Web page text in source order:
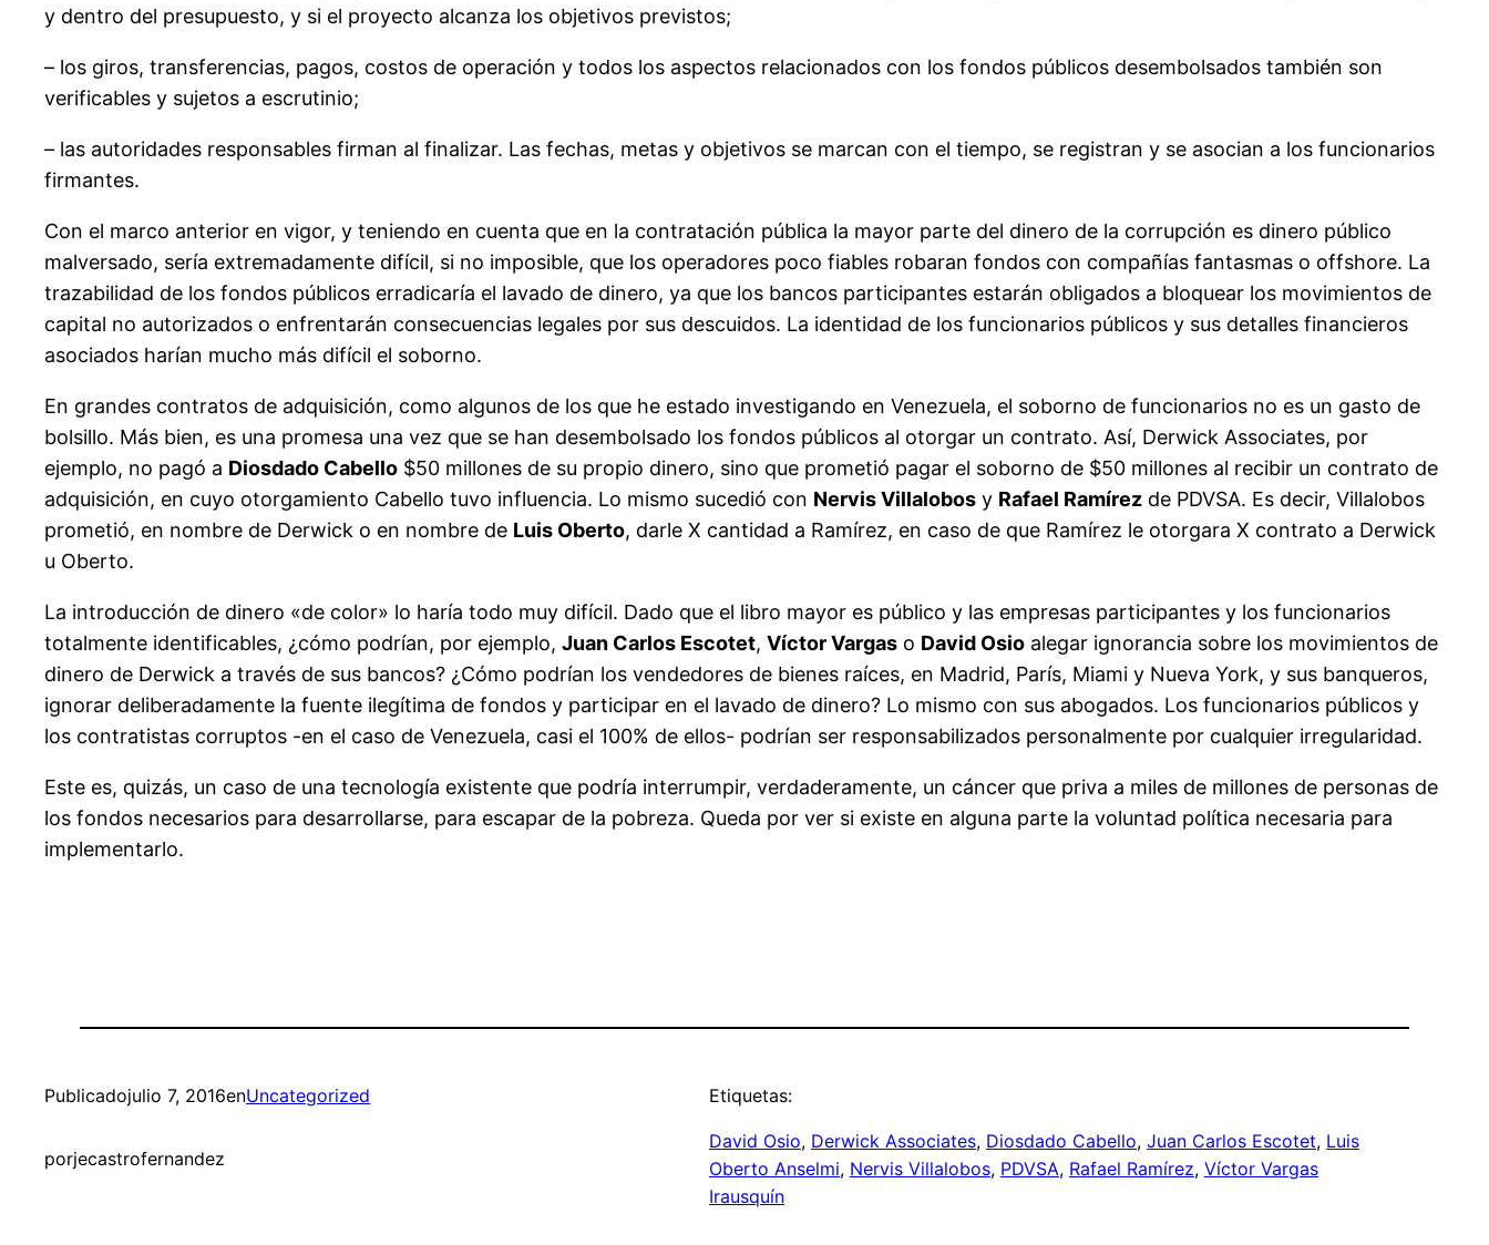
y dentro del presupuesto, y si el proyecto alcanza los objetivos previstos;
– los giros, transferencias, pagos, costos de operación y todos los aspectos relacionados con los fondos públicos desembolsados ​​también son
verificables y sujetos a escrutinio;
– las autoridades responsables firman al finalizar. Las fechas, metas y objetivos se marcan con el tiempo, se registran y se asocian a los funcionarios
firmantes.
Con el marco anterior en vigor, y teniendo en cuenta que en la contratación pública la mayor parte del dinero de la corrupción es dinero público
malversado, sería extremadamente difícil, si no imposible, que los operadores poco fiables robaran fondos con compañías fantasmas o offshore. La
trazabilidad de los fondos públicos erradicaría el lavado de dinero, ya que los bancos participantes estarán obligados a bloquear los movimientos de
capital no autorizados o enfrentarán consecuencias legales por sus descuidos. La identidad de los funcionarios públicos y sus detalles financieros
asociados harían mucho más difícil el soborno.
En grandes contratos de adquisición, como algunos de los que he estado investigando en Venezuela, el soborno de funcionarios no es un gasto de
bolsillo. Más bien, es una promesa una vez que se han desembolsado los fondos públicos al otorgar un contrato. Así, Derwick Associates, por
ejemplo, no pagó a Diosdado Cabello $50 millones de su propio dinero, sino que prometió pagar el soborno de $50 millones al recibir un contrato de
adquisición, en cuyo otorgamiento Cabello tuvo influencia. Lo mismo sucedió con Nervis Villalobos y Rafael Ramírez de PDVSA. Es decir, Villalobos
prometió, en nombre de Derwick o en nombre de Luis Oberto, darle X cantidad a Ramírez, en caso de que Ramírez le otorgara X contrato a Derwick
u Oberto.
La introducción de dinero «de color» lo haría todo muy difícil. Dado que el libro mayor es público y las empresas participantes y los funcionarios
totalmente identificables, ¿cómo podrían, por ejemplo, Juan Carlos Escotet, Víctor Vargas o David Osio alegar ignorancia sobre los movimientos de
dinero de Derwick a través de sus bancos? ¿Cómo podrían los vendedores de bienes raíces, en Madrid, París, Miami y Nueva York, y sus banqueros,
ignorar deliberadamente la fuente ilegítima de fondos y participar en el lavado de dinero? Lo mismo con sus abogados. Los funcionarios públicos y
los contratistas corruptos -en el caso de Venezuela, casi el 100% de ellos- podrían ser responsabilizados personalmente por cualquier irregularidad.
Este es, quizás, un caso de una tecnología existente que podría interrumpir, verdaderamente, un cáncer que priva a miles de millones de personas de
los fondos necesarios para desarrollarse, para escapar de la pobreza. Queda por ver si existe en alguna parte la voluntad política necesaria para
implementarlo.
Publicadojulio 7, 2016enUncategorized
porjecastrofernandez
Etiquetas:
David Osio, Derwick Associates, Diosdado Cabello, Juan Carlos Escotet, Luis
Oberto Anselmi, Nervis Villalobos, PDVSA, Rafael Ramírez, Víctor Vargas
Irausquín